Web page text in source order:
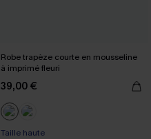
Robe trapèze courte en mousseline
à imprimé fleuri
39,00 €
Taille haute